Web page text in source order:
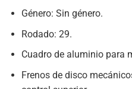
Género: Sin género.
Rodado: 29.
Cuadro de aluminio para
Frenos de disco